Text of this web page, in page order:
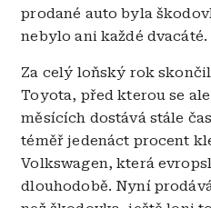
prodané auto byla
nebylo ani každé dvacáté.
Za celý loňský rok
Toyota, před kterou se
měsících dostává stále
téměř jedenáct procent
Volkswagen, která
dlouhodobě. Nyní